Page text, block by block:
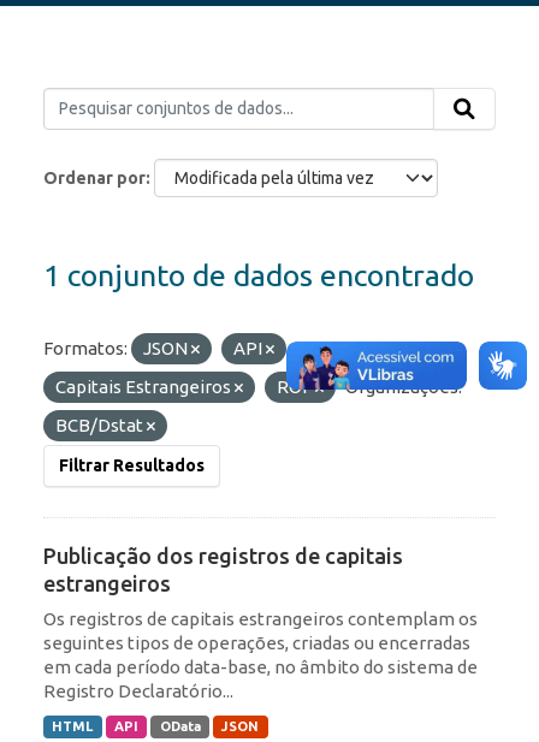
Ordenar por
1 conjunto de dados encontrado
Formatos: JSON API
Etiquetas:
Capitais Estrangeiros
ROF
Organizações:
BCB/Dstat
Filtrar Resultados
Publicação dos registros de capitais
estrangeiros
Os registros de capitais estrangeiros contemplam os
seguintes tipos de operações, criadas ou encerradas
em cada período data-base, no âmbito do sistema de
Registro Declaratório...
HTML API OData JSON